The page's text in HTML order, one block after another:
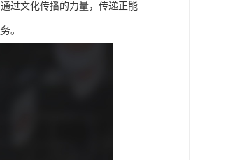
过文化传播的力量，传递正能
。